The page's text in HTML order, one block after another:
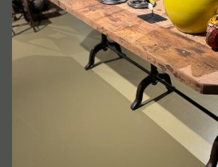
Onderstel